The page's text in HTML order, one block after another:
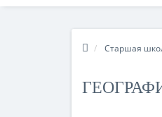
Старшая